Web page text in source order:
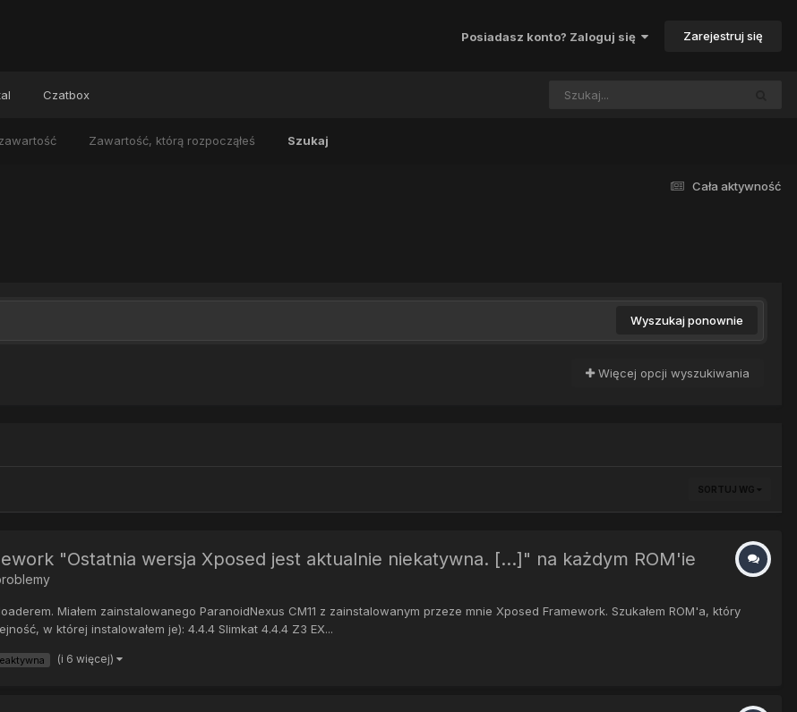
Posiadasz konto? Zaloguj się Zarejestruj się
Zawartość, którą rozpocząłeś Szukaj
Czatbox
Cała aktywność
Wyszukaj ponownie
Więcej opcji wyszukiwania
SORTUJ WG
"Ostatnia wersja Xposed jest aktualnie niekatywna. [...]" na każdym ROM'ie
Miałem zainstalowanego ParanoidNexus CM11 z zainstalowanym przeze mnie Xposed Framework. Szukałem ROM'a, który
w której instalowałem je): 4.4.4 Slimkat 4.4.4 Z3 EX...
(i 6 więcej)